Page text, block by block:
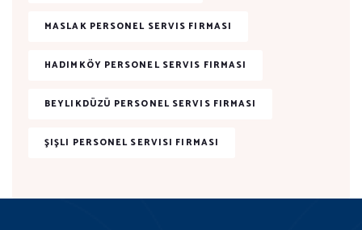
MASLAK PERSONEL SERVIS FIRMASI
HADIMKÖY PERSONEL SERVIS FIRMASI
BEYLIKDÜZÜ PERSONEL SERVIS FIRMASI
ŞIŞLI PERSONEL SERVISI FIRMASI